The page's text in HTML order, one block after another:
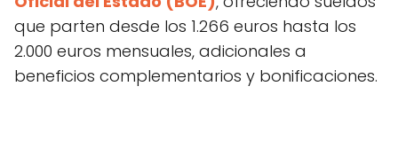
que parten desde los 1.266 euros hasta los
2.000 euros mensuales, adicionales a
beneficios complementarios y bonificaciones.